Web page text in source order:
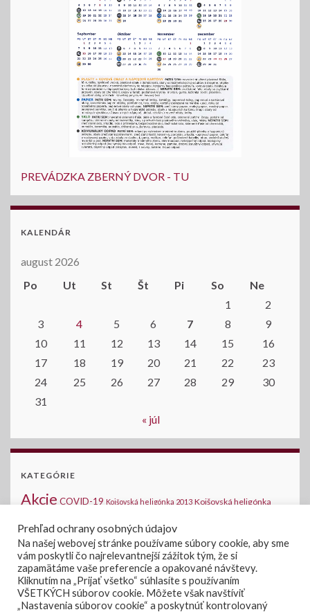
PREVÁDZKA ZBERNÝ DVOR - TU
KALENDÁR
august 2026
Po
Ut St Št Pi So
Ne
1
2
3
4 5 6 7 8
9
10
11 12 13 14 15
16
17
18 19 20 21 22
23
24
25 26 27 28 29
30
31
« júl
KATEGÓRIE
Akcie COVID-19 Kojšovská heligónka 2013 Kojšovská heligónka
šou - Kojšov Novinky na stránke
OznamyVerejné súťaže Voľby Voľby 2019
NRSR 2020 Zasadanie OZÚradná tabuľa
Prehľad ochrany osobných údajov
Na našej webovej stránke používame súbory cookie, aby sme
vám poskytli čo najrelevantnejší zážitok tým, že si
zapamätáme vaše preferencie a opakované návštevy.
Kliknutím na „Prijať všetko“ súhlasíte s používaním
VŠETKÝCH súborov cookie. Môžete však navštíviť
„Nastavenia súborov cookie“ a poskytnúť kontrolovaný